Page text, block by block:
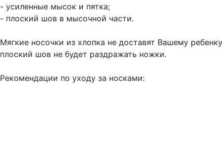
- усиленные мысок и пятка;
- плоский шов в мысочной части.
Мягкие носочки из хлопка не доставят Вашему
плоский шов не будет раздражать ножки.
Рекомендации по уходу за носками: